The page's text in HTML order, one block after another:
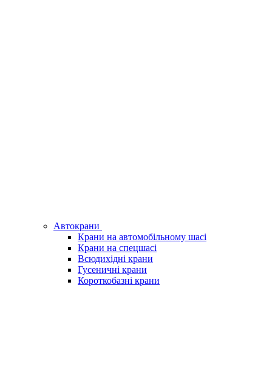
Автокрани
Крани на автомобільному шасі
Крани на спецшасі
Всюдихідні крани
Гусеничні крани
Короткобазні крани